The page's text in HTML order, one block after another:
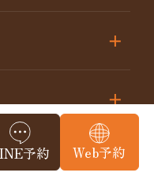
予約 Web予約